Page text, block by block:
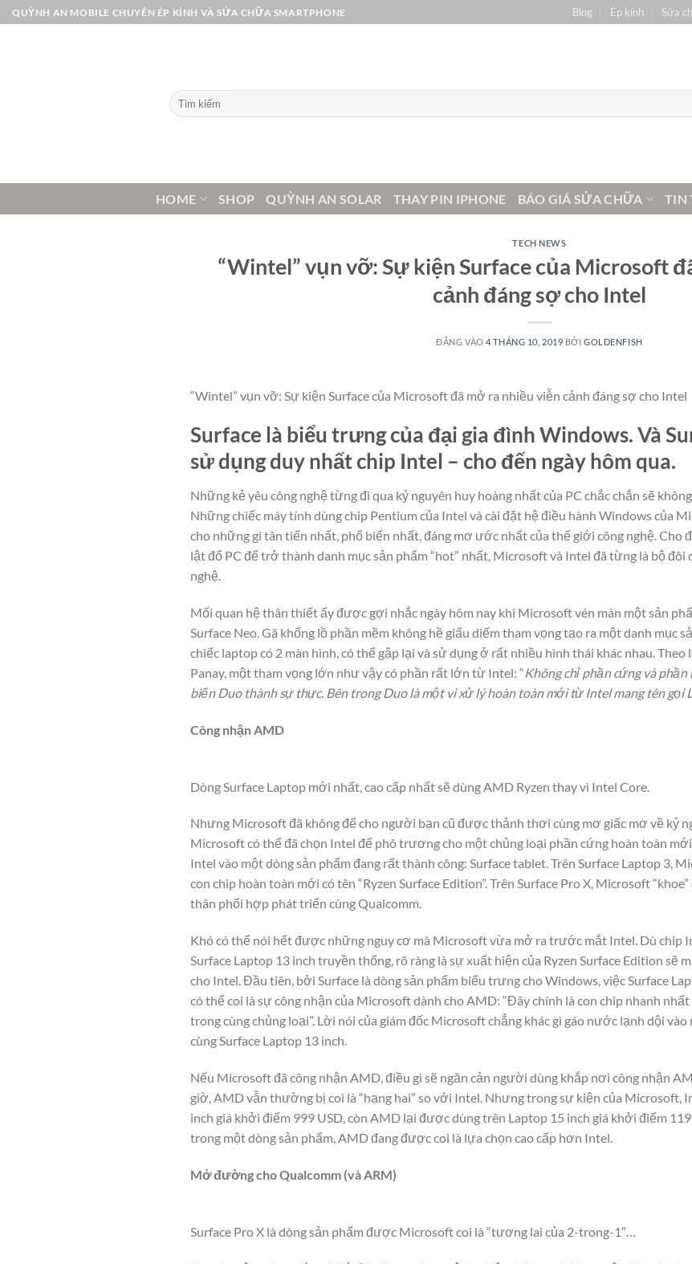
Bỏ
qua
QUỲNH AN MOBILE CHUYÊN ÉP KÍNH VÀ SỬA CHỮA SMARTPHONE Blog Ép kính Sửa
Tìm
kiếm:
HOME SHOP QUỲNH AN SOLAR THAY PIN IPHONE BÁO GIÁ SỬA CHỮA TIN
TECH NEWS
“Wintel” vụn vỡ: Sự kiện Surface của Microsoft
cảnh đáng sợ cho Intel
ĐĂNG VÀO4 THÁNG 10, 2019 BỞIGOLDENFISH
“Wintel” vụn vỡ: Sự kiện Surface của Microsoft đã mở ra nhiều viễn cảnh đáng sợ cho Intel
Surface là biểu trưng của đại gia đình Windows. Và
sử dụng duy nhất chip Intel – cho đến ngày hôm qua.
Những kẻ yêu công nghệ từng đi qua kỷ nguyên huy hoàng nhất của PC chắc chắn sẽ
Những chiếc máy tính dùng chip Pentium của Intel và cài đặt hệ điều hành Windows của
cho những gì tân tiến nhất, phổ biến nhất, đáng mơ ước nhất của thế giới công nghệ.
lật đổ PC để trở thành danh mục sản phẩm “hot” nhất, Microsoft và Intel đã từng là bộ
nghệ.
Mối quan hệ thân thiết ấy được gợi nhắc ngày hôm nay khi Microsoft vén màn một sản
Surface Neo. Gã khổng lồ phần mềm không hề giấu diếm tham vọng tạo ra một danh mục
chiếc laptop có 2 màn hình, có thể gập lại và sử dụng ở rất nhiều hình thái khác nhau. Theo
Panay, một tham vọng lớn như vậy có phần rất lớn từ Intel: “Không chỉ phần cứng và
biến Duo thành sự thực. Bên trong Duo là một vi xử lý hoàn toàn mới từ Intel mang tên gọi
Công nhận AMD
Dòng Surface Laptop mới nhất, cao cấp nhất sẽ dùng AMD Ryzen thay vì Intel Core.
Nhưng Microsoft đã không để cho người bạn cũ được thảnh thơi cùng mơ giấc mơ về kỷ
Microsoft có thể đã chọn Intel để phô trương cho một chủng loại phần cứng hoàn toàn
Intel vào một dòng sản phẩm đang rất thành công: Surface tablet. Trên Surface Laptop 3,
con chip hoàn toàn mới có tên “Ryzen Surface Edition”. Trên Surface Pro X, Microsoft
thân phối hợp phát triển cùng Qualcomm.
Khó có thể nói hết được những nguy cơ mà Microsoft vừa mở ra trước mắt Intel. Dù chip
Surface Laptop 13 inch truyền thống, rõ ràng là sự xuất hiện của Ryzen Surface Edition sẽ
cho Intel. Đầu tiên, bởi Surface là dòng sản phẩm biểu trưng cho Windows, việc Surface
có thể coi là sự công nhận của Microsoft dành cho AMD: “Đây chính là con chip nhanh
trong cùng chủng loại”. Lời nói của giám đốc Microsoft chẳng khác gì gáo nước lạnh dội
cùng Surface Laptop 13 inch.
Nếu Microsoft đã công nhận AMD, điều gì sẽ ngăn cản người dùng khắp nơi công nhận
giờ, AMD vẫn thường bị coi là “hạng hai” so với Intel. Nhưng trong sự kiện của Microsoft,
inch giá khởi điểm 999 USD, còn AMD lại được dùng trên Laptop 15 inch giá khởi điểm
trong một dòng sản phẩm, AMD đang được coi là lựa chọn cao cấp hơn Intel.
Mở đường cho Qualcomm (và ARM)
Surface Pro X là dòng sản phẩm được Microsoft coi là “tương lai của 2-trong-1″…